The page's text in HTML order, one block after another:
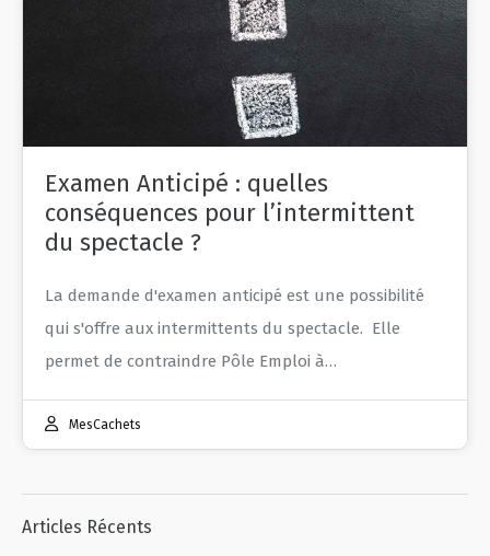
Examen Anticipé : quelles
conséquences pour l’intermittent
du spectacle ?
La demande d'examen anticipé est une possibilité
qui s'offre aux intermittents du spectacle. Elle
permet de contraindre Pôle Emploi à…
MesCachets
Articles Récents